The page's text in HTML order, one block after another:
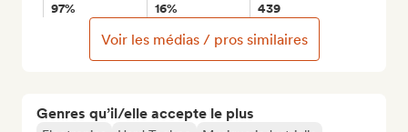
Genres qu’il/elle accepte le plus
97% 16% 439
Voir les médias / pros similaires